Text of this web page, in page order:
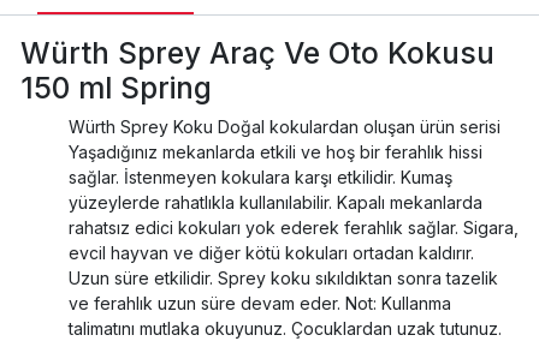
Würth Sprey Araç Ve Oto Kokusu
150 ml Spring
Würth Sprey Koku Doğal kokulardan oluşan ürün serisi
Yaşadığınız mekanlarda etkili ve hoş bir ferahlık hissi
sağlar. İstenmeyen kokulara karşı etkilidir. Kumaş
yüzeylerde rahatlıkla kullanılabilir. Kapalı mekanlarda
rahatsız edici kokuları yok ederek ferahlık sağlar. Sigara,
evcil hayvan ve diğer kötü kokuları ortadan kaldırır.
Uzun süre etkilidir. Sprey koku sıkıldıktan sonra tazelik
ve ferahlık uzun süre devam eder. Not: Kullanma
talimatını mutlaka okuyunuz. Çocuklardan uzak tutunuz.